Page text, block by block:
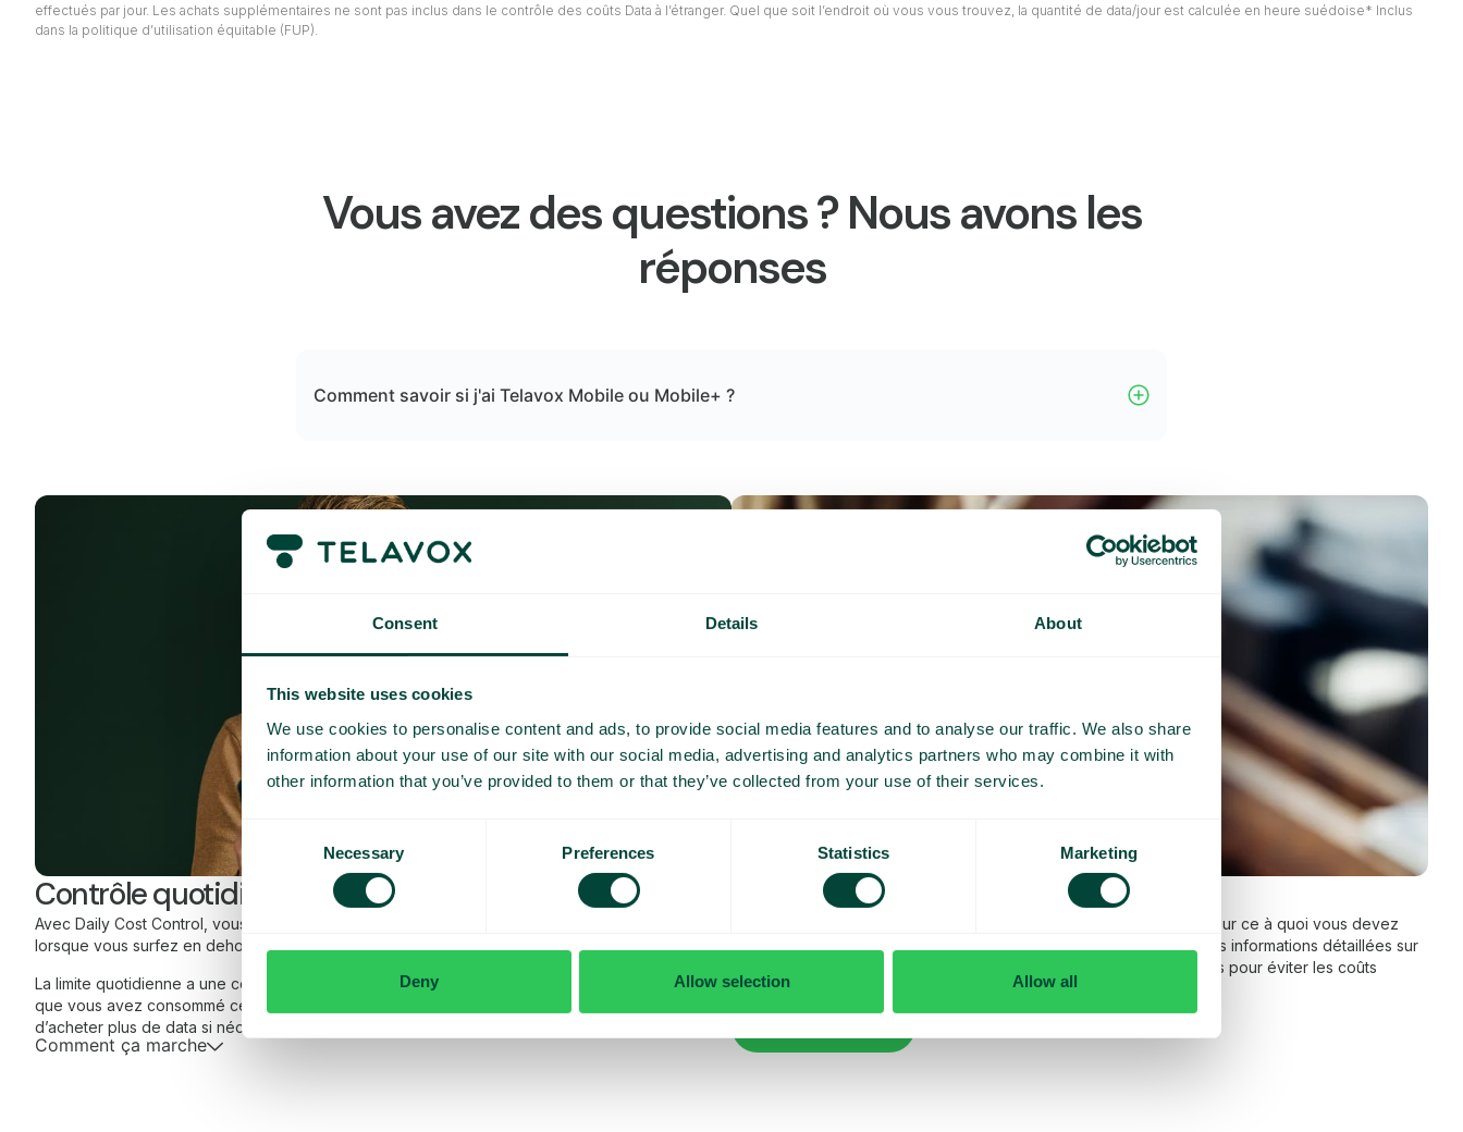
Consent Details About
This website uses cookies
We use cookies to personalise content and ads, to provide social media features and to analyse our traffic. We also share
information about your use of our site with our social media, advertising and analytics partners who may combine it with
other information that you’ve provided to them or that they’ve collected from your use of their services.
Consent
Necessary Preferences Statistics Marketing
Deny Allow selection Allow all
effectués par jour. Les achats supplémentaires ne sont pas inclus dans le contrôle des coûts Data à l’étranger. Quel que soit l’endroit où vous vous trouvez, la quantité de data/jour est calculée en heure suédoise* Inclus
dans la politique d’utilisation équitable (FUP).
Vous avez des questions ? Nous avons les
réponses
Comment savoir si j'ai Telavox Mobile ou Mobile+ ?
Contrôle quotidien des coûts
Avec Daily Cost Control, vous, en tant que client, pouvez mieux contrôler vos coûts quotidiens
lorsque vous surfez en dehors de l’UE/EEE.
La limite quotidienne a une certaine quantité de data à un prix maximal prédéterminé. Une fois
que vous avez consommé cette quantité de data, vous recevez un SMS et avez la possibilité
d’acheter plus de data si nécessaire.
Comment ça marche
Questions et réponses fréquentes
Vous voulez en savoir plus sur le fonctionnement de l’itinérance et sur ce à quoi vous devez
penser lorsque vous voyagez ? Dans notre FAQ, vous trouverez des informations détaillées sur
l’itinérance à l’intérieur et à l’extérieur de l’UE, ainsi que des conseils pour éviter les coûts
élevés. Cliquez sur le bouton ci-dessous pour en savoir plus.